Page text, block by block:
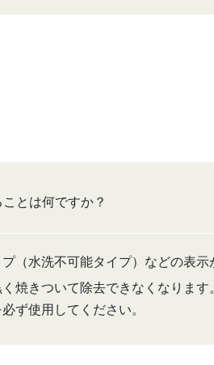
とは何ですか？
（水洗不可能タイプ）などの表
焼きついて除去できなくなりま
ず使用してください。